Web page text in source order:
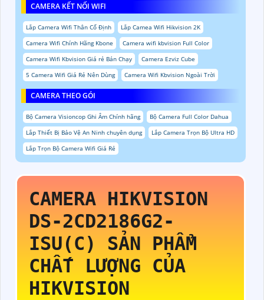
CAMERA KẾT NỐI WIFI
Lắp Camera Wifi Thân Cố Định
Lắp Camea Wifi Hikvision 2K
Camera Wifi Chính Hãng Kbone
Camera wifi kbvision Full Color
Camera Wifi Kbvision Giá rẻ Bán Chạy
Camera Ezviz Cube
5 Camera Wifi Giá Rẻ Nên Dùng
Camera Wifi Kbvision Ngoài Trời
CAMERA THEO GÓI
Bộ Camera Visioncop Ghi Âm Chính hãng
Bộ Camera Full Color Dahua
Lắp Thiết Bị Bảo Vệ An Ninh chuyên dụng
Lắp Camera Trọn Bộ Ultra HD
Lắp Trọn Bộ Camera Wifi Giá Rẻ
CAMERA HIKVISION
DS-2CD2186G2-
ISU(C) SẢN PHẨM
CHẤT LƯỢNG CỦA
HIKVISION